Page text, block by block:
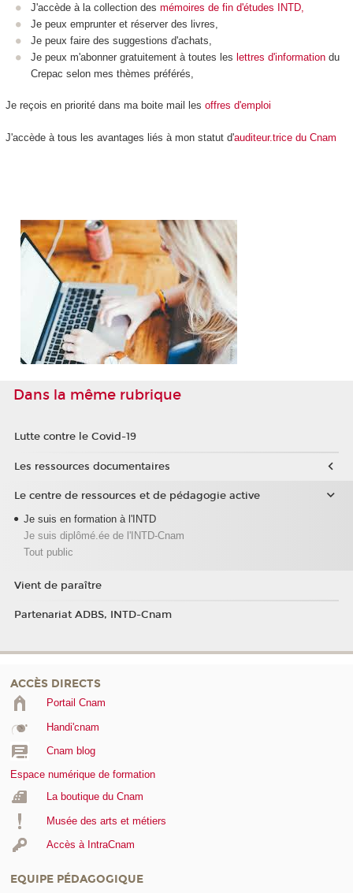
J'accède à la collection des mémoires de fin d'études INTD,
Je peux emprunter et réserver des livres,
Je peux faire des suggestions d'achats,
Je peux m'abonner gratuitement à toutes les lettres d'information du
Crepac selon mes thèmes préférés,
Je reçois en priorité dans ma boite mail les offres d'emploi
J'accède à tous les avantages liés à mon statut d'auditeur.trice du Cnam
Dans la même rubrique
Lutte contre le Covid-19
Les ressources documentaires
Le centre de ressources et de pédagogie active
Je suis en formation à l'INTD
Je suis diplômé.ée de l'INTD-Cnam
Tout public
Vient de paraître
Partenariat ADBS, INTD-Cnam
ACCÈS DIRECTS
Portail Cnam
Handi'cnam
Cnam blog
Espace numérique de formation
La boutique du Cnam
Musée des arts et métiers
Accès à IntraCnam
EQUIPE PÉDAGOGIQUE